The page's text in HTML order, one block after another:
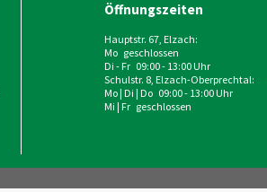
Öffnungszeiten
Hauptstr. 67, Elzach:
Mo geschlossen
Di - Fr 09:00 - 13:00 Uhr
Schulstr. 8, Elzach-Oberprechtal:
Mo | Di | Do 09:00 - 13:00 Uhr
Mi | Fr geschlossen